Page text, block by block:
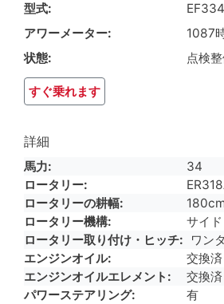
型式
EF334
アワーメーター
1087
状態
点検
すぐ乗れます
詳細
馬力
34
ロータリー
ロータリーの耕幅
ロータリー機構
サイ
ロータリー取り付け・ヒッチ
ワン
エンジンオイル
交換済
エンジンオイルエレメント
交換済
パワーステアリング
有